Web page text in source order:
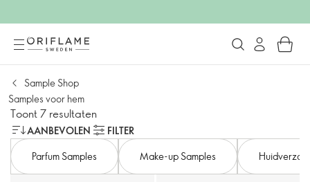
Sample Shop
Samples voor hem
Toont 7 resultaten
AANBEVOLEN
FILTER
Parfum Samples
Make-up Samples